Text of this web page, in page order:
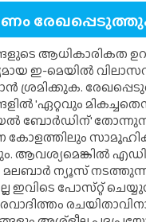
ആധികാരികത
ഇ-മെയിൽ
ശ്രമിക്കുക.
'ഏറ്റവും
ബോർഡിന്'
കോളത്തിലും സാമൂഹിക
ആവശ്യമെങ്കിൽ
മലബാർ ന്യൂസ്
ഇവിടെ പോസ്‌റ്റ്